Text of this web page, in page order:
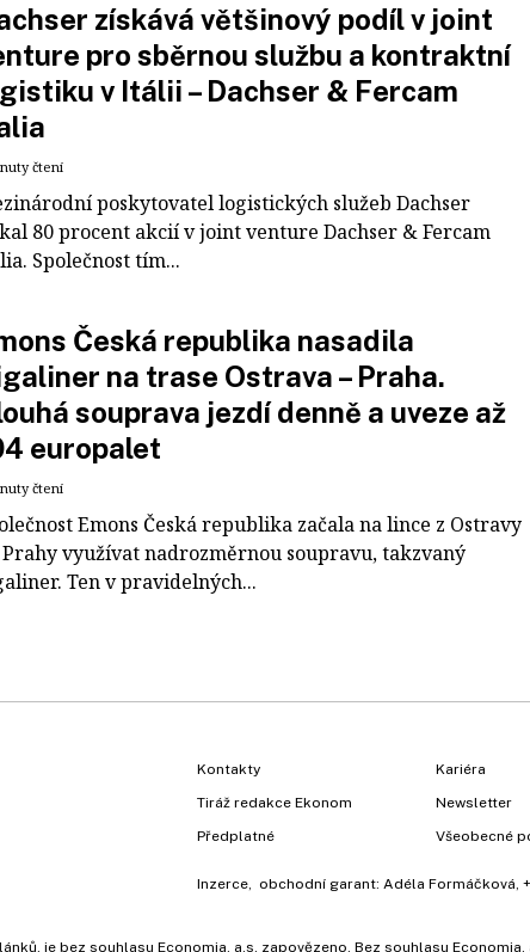
získává většinový podíl v joint
pro sběrnou službu a kontraktní
v Itálii – Dachser & Fercam
čtení
poskytovatel logistických služeb Dachser
80 procent akcií v joint venture Dachser & Fercam
Společnost tím...
Česká republika nasadila
na trase Ostrava – Praha.
souprava jezdí denně a uveze až
europalet
čtení
Emons Česká republika začala na lince z Ostravy
Prahy využívat nadrozměrnou soupravu, takzvaný
Ten v pravidelných...
Kontakty
Tiráž redakce Ekonom
Předplatné
Kariéra
Newsletter
Všeobecné
Inzerce, obchodní garant: Adéla Formáčková,
je bez souhlasu Economia, a.s. zapovězeno. Bez souhlasu